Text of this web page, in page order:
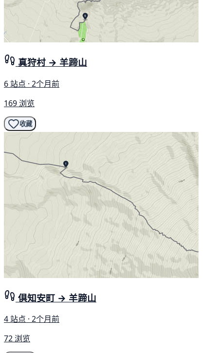
真狩村 → 羊蹄山
6 站点 · 2个月前
169 浏览
收藏
倶知安町 → 羊蹄山
4 站点 · 2个月前
72 浏览